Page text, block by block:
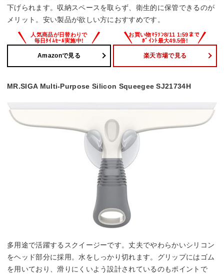
下げられます。収納スペースを取らず、衛生的に保管できるのが
メリット。安い製品が欲しい方におすすめです。
Amazonで見る 楽天市場で見る
MR.SIGA Multi-Purpose Silicon Squeegee SJ21734H
多用途で活躍するスクイージーです。丈夫でやわらかいシリコン
をヘッド部分に採用。水をしっかり切れます。グリップにはゴム
を用いており、滑りにくいよう設計されているのもポイントで